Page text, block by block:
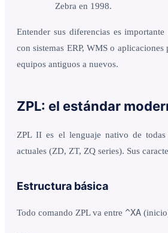
Zebra en 1998.
Entender sus diferencias es
con sistemas ERP, WMS o
equipos antiguos a nuevos.
ZPL: el estándar
ZPL II es el lenguaje nativo de todas
actuales (ZD, ZT, ZQ series). Sus
Estructura básica
Todo comando ZPL va entre ^XA